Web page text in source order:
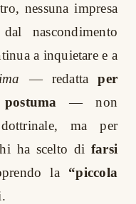
nessuna impresa
nascondimento
a inquietare e a
— redatta
per
postuma
— non
ma per
ha scelto di farsi
la
“piccola